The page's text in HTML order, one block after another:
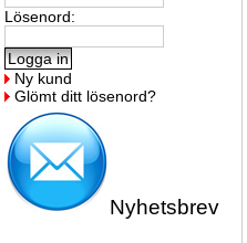
Lösenord:
Ny kund
Glömt ditt lösenord?
Nyhetsbrev